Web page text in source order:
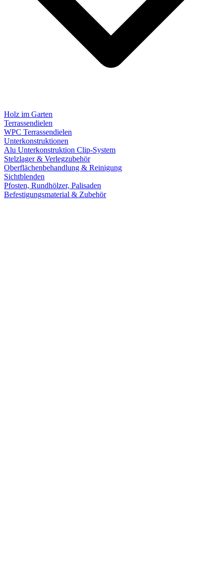
Holz im Garten
Terrassendielen
WPC Terrassendielen
Unterkonstruktionen
Alu Unterkonstruktion Clip-System
Stelzlager & Verlegzubehör
Oberflächenbehandlung & Reinigung
Sichtblenden
Pfosten, Rundhölzer, Palisaden
Befestigungsmaterial & Zubehör